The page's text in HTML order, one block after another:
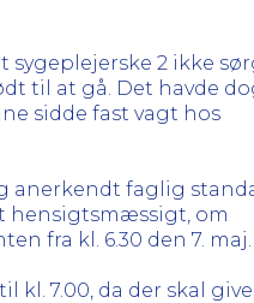
2 ikke
til at gå. Det havde
sidde fast vagt hos
anerkendt faglig
hensigtsmæssigt, om
fra kl. 6.30 den 7. maj.
7.00, da der skal